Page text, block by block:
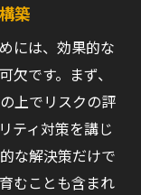
築
には、効果的な
です。まず、
上でリスクの評
ティ対策を講じ
な解決策だけで
むことも含まれ